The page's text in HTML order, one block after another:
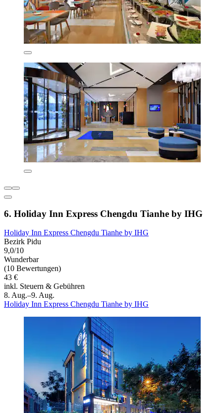
6. Holiday Inn Express Chengdu Tianhe by IHG
Holiday Inn Express Chengdu Tianhe by IHG
Bezirk Pidu
9,0/10
Wunderbar
(10 Bewertungen)
43 €
inkl. Steuern & Gebühren
8. Aug.–9. Aug.
Holiday Inn Express Chengdu Tianhe by IHG